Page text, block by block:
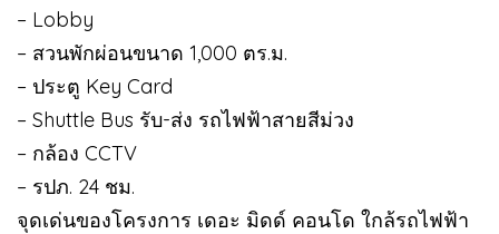
– Lobby
– สวนพักผ่อนขนาด 1,000 ตร.ม.
– ประตู Key Card
– Shuttle Bus รับ-ส่ง รถไฟฟ้าสายสีม่วง
– กล้อง CCTV
– รปภ. 24 ชม.
จุดเด่นของโครงการ เดอะ มิดด์ คอนโด ใกล้รถไฟฟ้า